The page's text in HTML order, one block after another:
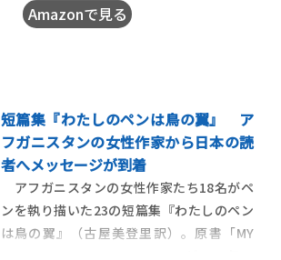
Amazonで見る
短篇集『わたしのペンは鳥の翼』 ア
フガニスタンの女性作家から日本の読
者へメッセージが到着
アフガニスタンの女性作家たち18名がペ
ンを執り描いた23の短篇集『わたしのペン
は鳥の翼』（古屋美登里訳）。原書「MY